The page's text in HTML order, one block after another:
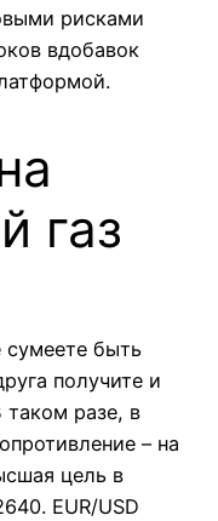
рисками
вдобавок
газ
сумеете быть
получите и
разе, в
– на
цель в
EUR/USD